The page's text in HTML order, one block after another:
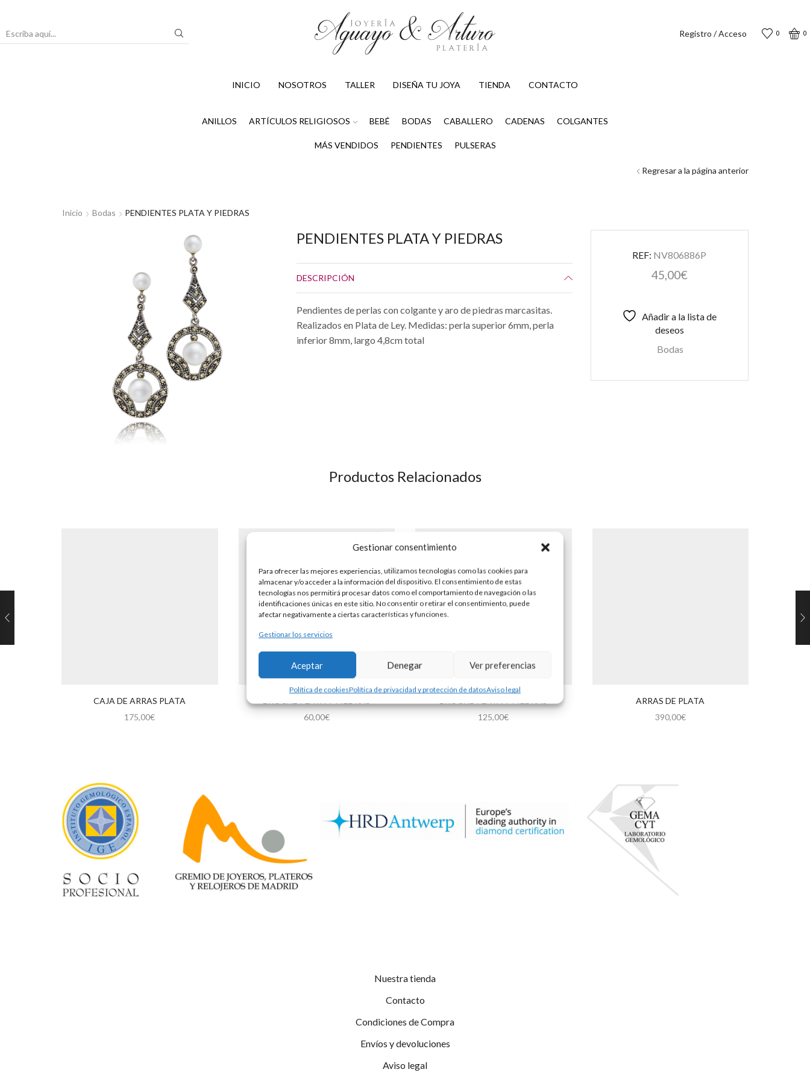
Gestionar consentimiento
Para ofrecer las mejores experiencias, utilizamos tecnologías como las cookies para
almacenar y/o acceder a la información del dispositivo. El consentimiento de estas
tecnologías nos permitirá procesar datos como el comportamiento de navegación o las
identificaciones únicas en este sitio. No consentir o retirar el consentimiento, puede
afectar negativamente a ciertas características y funciones.
Gestionar los servicios
Aceptar Denegar Ver preferencias
Política de cookiesPolítica de privacidad y protección de datosAviso legal
Registro / Acceso 0 0
INICIO NOSOTROS TALLER DISEÑA TU JOYA TIENDA CONTACTO
ANILLOS ARTÍCULOS RELIGIOSOS BEBÉ BODAS CABALLERO CADENAS COLGANTES
MÁS VENDIDOS PENDIENTES PULSERAS
Inicio Bodas PENDIENTES PLATA Y PIEDRAS
Regresar a la página anterior
REF: NV806886P
45,00€
Añadir a la lista de
deseos
Bodas
PENDIENTES PLATA Y PIEDRAS
DESCRIPCIÓN
Pendientes de perlas con colgante y aro de piedras marcasitas.
Realizados en Plata de Ley. Medidas: perla superior 6mm, perla
inferior 8mm, largo 4,8cm total
Productos Relacionados
CAJA DE ARRAS PLATA
175,00€
BROCHE PLATA Y PIEDRAS
60,00€
BROCHE PLATA Y PIEDRAS
125,00€
ARRAS DE PLATA
390,00€
Nuestra tienda
Contacto
Condiciones de Compra
Envíos y devoluciones
Aviso legal